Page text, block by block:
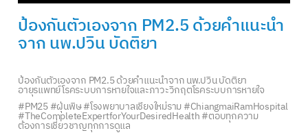
ป้องกันตัวเองจาก PM2.5 ด้วยคำแนะนำ
จาก นพ.ปวิน บัดติยา
ป้องกันตัวเองจาก PM2.5 ด้วยคำแนะนำจาก นพ.ปวิน บัดติยา
อายุรแพทย์โรคระบบการหายใจและภาวะวิกฤตโรคระบบการหายใจ
#PM25#ฝุ่นพิษ#โรงพยาบาลเชียงใหม่ราม#ChiangmaiRamHospital
#TheCompleteExpertforYourDesiredHealth#ตอบทุกความ
ต้องการเชี่ยวชาญทุกการดูแล